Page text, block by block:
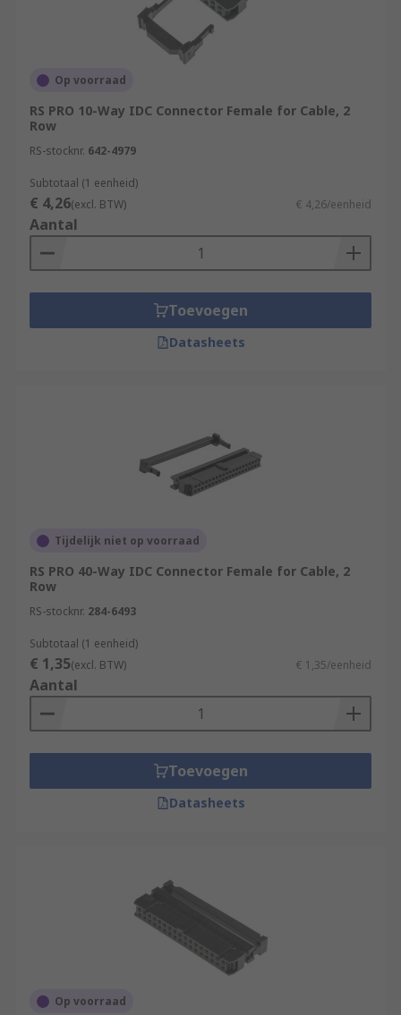
Op voorraad
RS PRO 10-Way IDC Connector Female for Cable, 2
Row
RS-stocknr. 642-4979
Subtotaal (1 eenheid)
€ 4,26(excl. BTW) € 4,26/eenheid
Aantal
Toevoegen
Datasheets
Tijdelijk niet op voorraad
RS PRO 40-Way IDC Connector Female for Cable, 2
Row
RS-stocknr. 284-6493
Subtotaal (1 eenheid)
€ 1,35(excl. BTW) € 1,35/eenheid
Aantal
Toevoegen
Datasheets
Op voorraad